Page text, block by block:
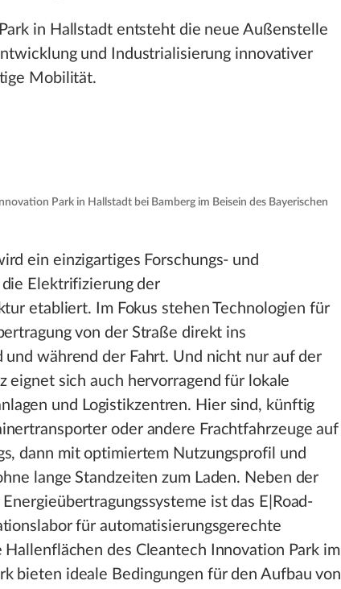
in Hallstadt entsteht die neue Außenstelle
und Industrialisierung innovativer
Mobilität.
Park in Hallstadt bei Bamberg im Beisein des Bayerischen
ein einzigartiges Forschungs- und
Elektrifizierung der
etabliert. Im Fokus stehen Technologien für
von der Straße direkt ins
und während der Fahrt. Und nicht nur auf der
eignet sich auch hervorragend für lokale
und Logistikzentren. Hier sind, künftig
oder andere Frachtfahrzeuge auf
dann mit optimiertem Nutzungsprofil und
lange Standzeiten zum Laden. Neben der
ist das E|Road-
für automatisierungsgerechte
Hallenflächen des Cleantech Innovation Park im
bieten ideale Bedingungen für den Aufbau von